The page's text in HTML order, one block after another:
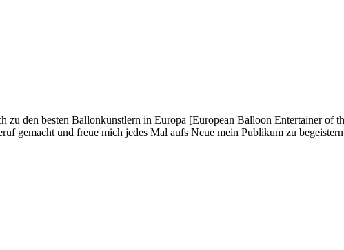
zu den besten Ballonkünstlern in Europa [European Balloon Entertainer
gemacht und freue mich jedes Mal aufs Neue mein Publikum zu